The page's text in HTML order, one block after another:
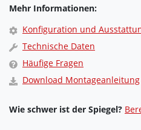
Mehr Informationen:
Konfiguration und
Technische Daten
Häufige Fragen
Download Montageanleitung
Wie schwer ist der Spiegel?